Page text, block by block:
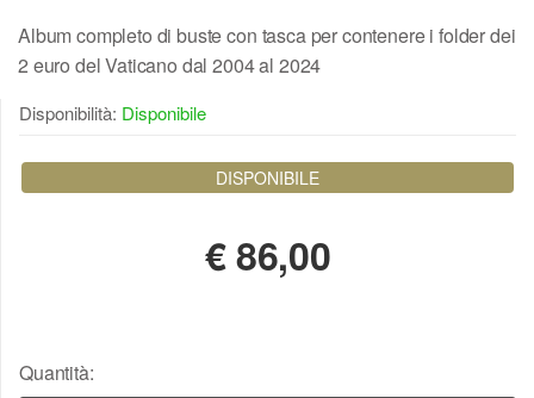
Album completo di buste con tasca per contenere i folder dei
2 euro del Vaticano dal 2004 al 2024
Disponibilità: Disponibile
DISPONIBILE
€86,00
Quantità: